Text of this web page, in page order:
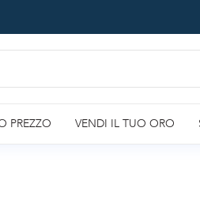
PREZZO VENDI IL TUO ORO